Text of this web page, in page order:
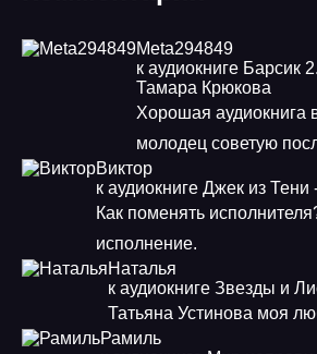
Meta294849
к аудиокниге Барсик
Тамара Крюкова
Хорошая аудиокнига
молодец советую
Виктор
к аудиокниге Джек из
Как поменять
исполнение.
Наталья
к аудиокниге Звезды и
Татьяна Устинова моя
Рамиль